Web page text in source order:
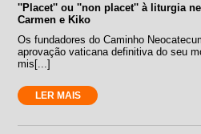
''Placet'' ou ''non placet'' à liturgia
Carmen e Kiko
Os fundadores do Caminho
aprovação vaticana definitiva do seu
mis[...]
LER MAIS